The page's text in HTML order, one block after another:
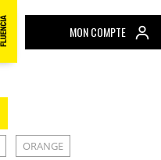
MON COMPTE
ORANGE